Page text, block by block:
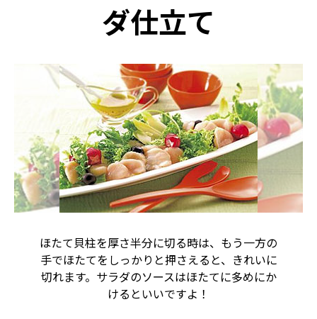
ダ仕立て
ほたて貝柱を厚さ半分に切る時は、もう一方の
手でほたてをしっかりと押さえると、きれいに
切れます。サラダのソースはほたてに多めにか
けるといいですよ！